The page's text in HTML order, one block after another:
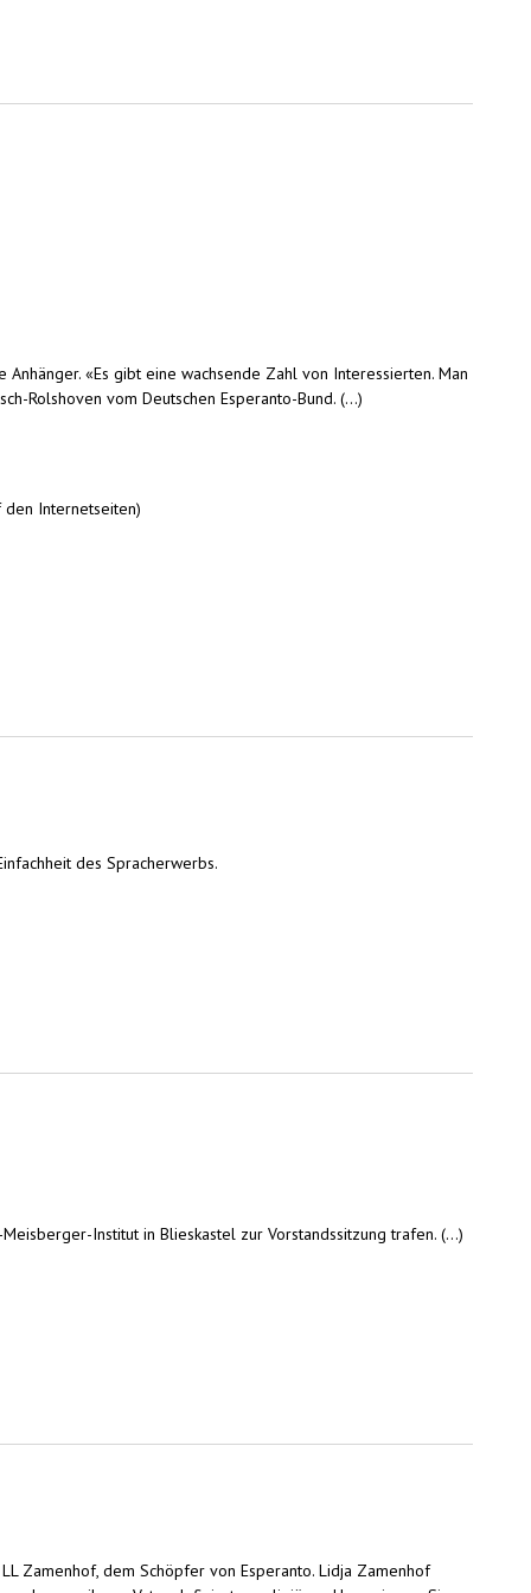
«Es gibt eine wachsende Zahl von Interessierten. Man
Rolshoven vom Deutschen Esperanto-Bund. (...)
den Internetseiten)
des Spracherwerbs.
Institut in Blieskastel zur Vorstandssitzung trafen. (...)
Zamenhof, dem Schöpfer von Esperanto. Lidja Zamenhof